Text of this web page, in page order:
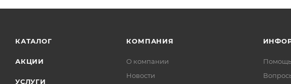
КАТАЛОГ
АКЦИИ
УСЛУГИ
КОМПАНИЯ
О компании
Новости
Помощь